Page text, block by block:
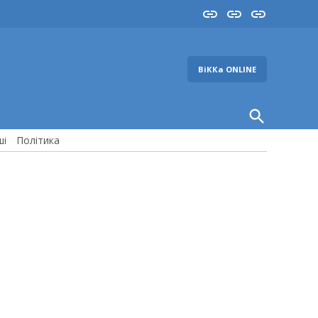
InstaYouTube
FB
ВіККа ONLINE
Open
Search
Політика